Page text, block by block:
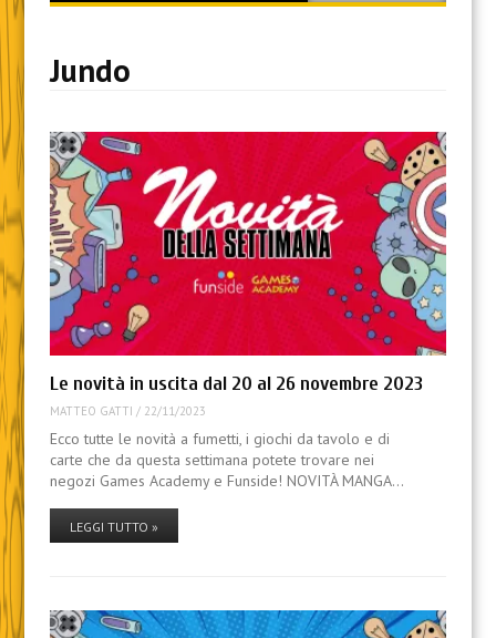
content
Jundo
Le novità in uscita dal 20 al 26 novembre 2023
MATTEO GATTI / 22/11/2023
Ecco tutte le novità a fumetti, i giochi da tavolo e di
carte che da questa settimana potete trovare nei
negozi Games Academy e Funside! NOVITÀ MANGA…
LEGGI TUTTO »